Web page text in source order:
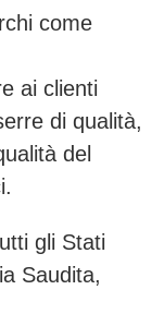
come
ai clienti
di qualità,
del
gli Stati
Saudita,